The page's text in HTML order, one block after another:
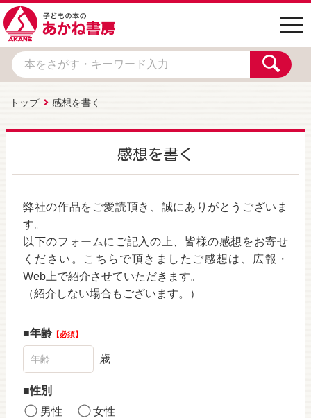
トップ 感想を書く
感想を書く
弊社の作品をご愛読頂き、誠にありがとうございま
す。
以下のフォームにご記入の上、皆様の感想をお寄せ
ください。こちらで頂きましたご感想は、広報・
Web上で紹介させていただきます。
（紹介しない場合もございます。）
年齢 必須
歳
性別
男性
女性